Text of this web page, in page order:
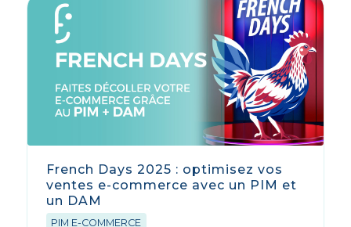
French Days 2025 : optimisez vos
ventes e-commerce avec un PIM et
un DAM
PIM E-COMMERCE